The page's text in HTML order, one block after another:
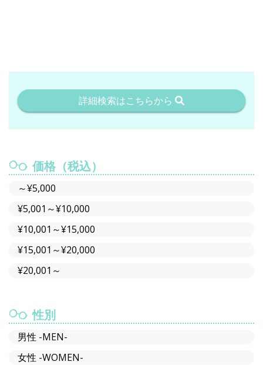
詳細検索はこちらから
価格（税込）
～¥5,000
¥5,001～¥10,000
¥10,001～¥15,000
¥15,001～¥20,000
¥20,001～
性別
男性 -MEN-
女性 -WOMEN-